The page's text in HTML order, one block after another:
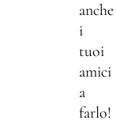
anche
i
tuoi
amici
a
farlo!